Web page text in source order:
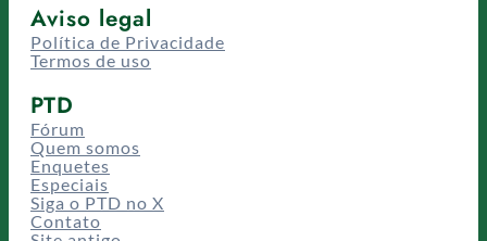
Aviso legal
Política de Privacidade
Termos de uso
PTD
Fórum
Quem somos
Enquetes
Especiais
Siga o PTD no X
Contato